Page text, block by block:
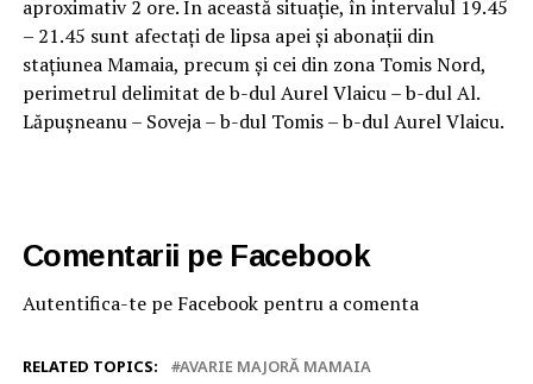
aproximativ 2 ore. În această situație, în intervalul 19.45
– 21.45 sunt afectați de lipsa apei și abonații din
stațiunea Mamaia, precum și cei din zona Tomis Nord,
perimetrul delimitat de b-dul Aurel Vlaicu – b-dul Al.
Lăpușneanu – Soveja – b-dul Tomis – b-dul Aurel Vlaicu.
Comentarii pe Facebook
Autentifica-te pe Facebook pentru a comenta
RELATED TOPICS: AVARIE MAJORĂ MAMAIA